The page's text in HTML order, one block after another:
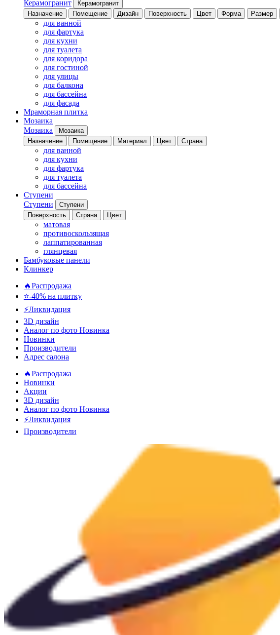
Керамогранит
Керамогранит
Назначение
Помещение Дизайн Поверхность Цвет Форма Размер
для ванной
для фартука
для кухни
для туалета
для коридора
для гостиной
для улицы
для балкона
для бассейна
для фасада
Мраморная плитка
Мозаика
Мозаика
Мозаика
Назначение
Помещение Материал Цвет Страна
для ванной
для кухни
для фартука
для туалета
для бассейна
Ступени
Ступени
Ступени
Поверхность
Страна Цвет
матовая
противоскользящая
лаппатированная
глянцевая
Бамбуковые панели
Клинкер
🔥Распродажа
⭐-40% на плитку
⚡️Ликвидация
3D дизайн
Аналог по фото Новинка
Новинки
Производители
Адрес салона
🔥Распродажа
Новинки
Акции
3D дизайн
Аналог по фото Новинка
⚡Ликвидация
Производители